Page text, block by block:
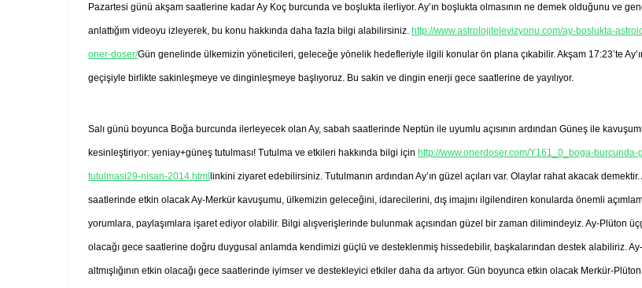
Pazartesi günü akşam saatlerine kadar Ay Koç burcunda ve boşlukta ilerliyor. Ay’ın boşlukta olmasının ne demek olduğunu ve
anlattığım videoyu izleyerek, bu konu hakkında daha fazla bilgi alabilirsiniz. http://www.astrolojitelevizyonu.com/ay-boslukta-
oner-doser/Gün genelinde ülkemizin yöneticileri, geleceğe yönelik hedefleriyle ilgili konular ön plana çıkabilir. Akşam 17:23’te
geçişiyle birlikte sakinleşmeye ve dinginleşmeye başlıyoruz. Bu sakin ve dingin enerji gece saatlerine de yayılıyor.
Salı günü boyunca Boğa burcunda ilerleyecek olan Ay, sabah saatlerinde Neptün ile uyumlu açısının ardından Güneş ile
kesinleştiriyor: yeniay+güneş tutulması! Tutulma ve etkileri hakkında bilgi için http://www.onerdoser.com/Y161_0_boga-burcunda-
tutulmasi29-nisan-2014.htmllinkini ziyaret edebilirsiniz. Tutulmanın ardından Ay’ın güzel açıları var. Olaylar rahat akacak demektir.
saatlerinde etkin olacak Ay-Merkür kavuşumu, ülkemizin geleceğini, idarecilerini, dış imajını ilgilendiren konularda önemli
yorumlara, paylaşımlara işaret ediyor olabilir. Bilgi alışverişlerinde bulunmak açısından güzel bir zaman dilimindeyiz. Ay-Plüton
olacağı gece saatlerine doğru duygusal anlamda kendimizi güçlü ve desteklenmiş hissedebilir, başkalarından destek alabiliriz.
altmışlığının etkin olacağı gece saatlerinde iyimser ve destekleyici etkiler daha da artıyor. Gün boyunca etkin olacak Merkür-